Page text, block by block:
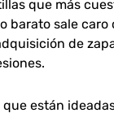
que más
barato sale
de
que están